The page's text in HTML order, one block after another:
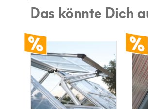
Das könnte Dich